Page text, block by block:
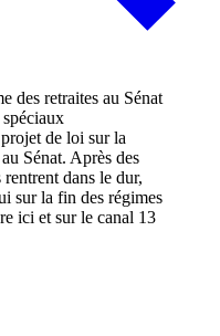
de loi sur la
Sénat. Après des
rentrent dans le dur,
sur la fin des régimes
ici et sur le canal 13